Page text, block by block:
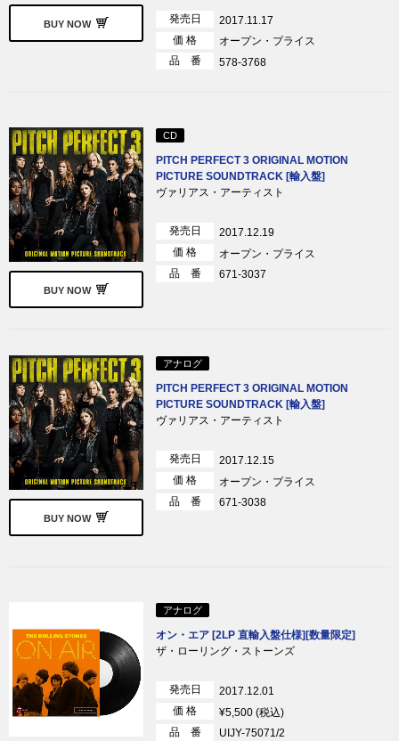
BUY NOW 発売日
2017.11.17
価 格
オープン・プライス
品 番
578-3768
BUY NOW
CD
PITCH PERFECT 3 ORIGINAL MOTION
PICTURE SOUNDTRACK [輸入盤]
ヴァリアス・アーティスト
発売日
2017.12.19
価 格
オープン・プライス
品 番
671-3037
BUY NOW
アナログ
PITCH PERFECT 3 ORIGINAL MOTION
PICTURE SOUNDTRACK [輸入盤]
ヴァリアス・アーティスト
発売日
2017.12.15
価 格
オープン・プライス
品 番
671-3038
アナログ
オン・エア [2LP 直輸入盤仕様][数量限定]
ザ・ローリング・ストーンズ
発売日
2017.12.01
価 格
¥5,500 (税込)
品 番
UIJY-75071/2